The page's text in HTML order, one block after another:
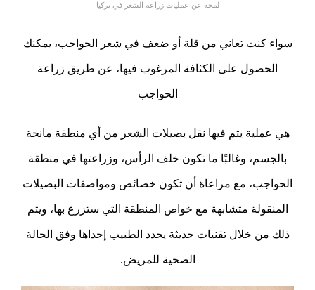
لمحه عن عمليات زراعه الشعر في تركيا
سواء كنت تعاني من قلة أو ضعف في شعر الحواجب، يمكنك
الحصول على الكثافة المرغوب فيها، عن طريق زراعة
الحواجب
هي عملية يتم فيها نقل بصيلات الشعر من أي منطقة مانحة
بالجسم، وغالبًا ما تكون خلف الرأس، وزراعتها في منطقة
الحواجب، مع مراعاة أن تكون خصائص ومواصفات البصيلات
المنقولة متشابهة مع خواص المنطقة التي ستزرع بها، ويتم
ذلك من خلال تقنيات حديثة يحدد الطبيب إحداها وفق الحالة
الصحية للمريض.